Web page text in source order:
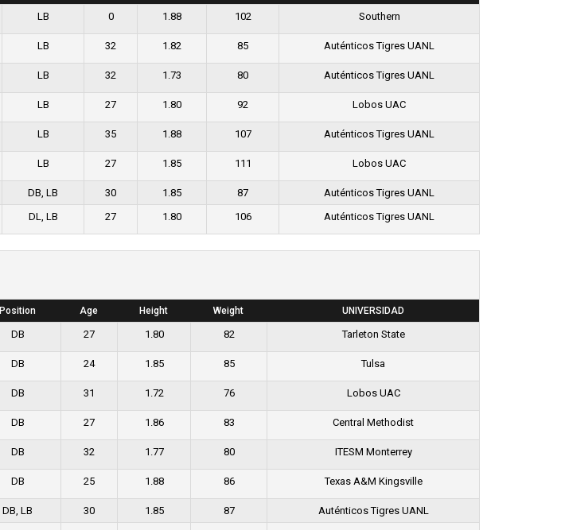
LB 0 1.88 102 Southern
LB 32 1.82 85 Auténticos Tigres UANL
LB 32 1.73 80 Auténticos Tigres UANL
LB 27 1.80 92 Lobos UAC
LB 35 1.88 107 Auténticos Tigres UANL
LB 27 1.85 111 Lobos UAC
DB, LB 30 1.85 87
Auténticos Tigres UANL
DL, LB 27 1.80 106 Auténticos Tigres UANL
Position Age Height Weight UNIVERSIDAD
DB 27 1.80 82 Tarleton State
DB 24 1.85 85 Tulsa
DB 31 1.72 76 Lobos UAC
DB 27 1.86 83 Central Methodist
DB 32 1.77 80 ITESM Monterrey
DB 25 1.88 86 Texas A&M Kingsville
DB, LB 30 1.85 87
Auténticos Tigres UANL